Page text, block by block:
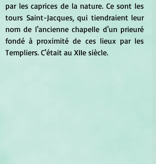
par les caprices de la nature. Ce sont les
tours Saint-Jacques, qui tiendraient leur
nom de l'ancienne chapelle d'un prieuré
fondé à proximité de ces lieux par les
Templiers. C'était au XIIe siècle.